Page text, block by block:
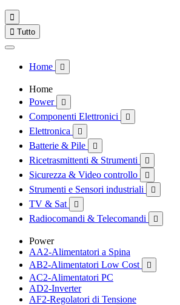

 Tutto
Home 
Home
Power

Componenti Elettronici 
Elettronica 
Batterie & Pile 
Ricetrasmittenti & Strumenti 
Sicurezza & Video controllo 
Strumenti e Sensori industriali 
TV & Sat 
Radiocomandi & Telecomandi 
Power
AA2-Alimentatori a Spina
AB2-Alimentatori Low Cost

AC2-Alimentatori PC
AD2-Inverter
AF2-Regolatori di Tensione